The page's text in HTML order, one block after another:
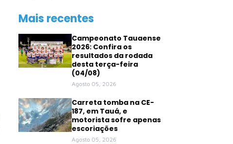
Mais recentes
Campeonato Tauaense
2026: Confira os
resultados da rodada
desta terça-feira
(04/08)
Agosto 05, 2026
Carreta tomba na CE-
187, em Tauá, e
motorista sofre apenas
escoriações
Agosto 05, 2026